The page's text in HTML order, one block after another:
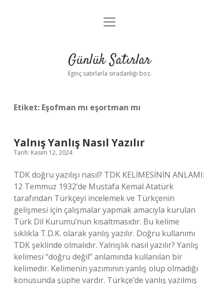
Anasayfa
Yasal Uyarı
menüyü
Günlük Satırlar
İlginç satırlarla sıradanlığı boz.
Etiket: Eşofman mı eşortman mı
Yalnış Yanlış Nasıl Yazılır
Tarih: Kasım 12, 2024
TDK doğru yazılışı nasıl? TDK KELİMESİNİN ANLAMI:
12 Temmuz 1932’de Mustafa Kemal Atatürk
tarafından Türkçeyi incelemek ve Türkçenin
gelişmesi için çalışmalar yapmak amacıyla kurulan
Türk Dil Kurumu’nun kısaltmasıdır. Bu kelime
sıklıkla T.D.K. olarak yanlış yazılır. Doğru kullanımı
TDK şeklinde olmalıdır. Yalnışlık nasıl yazılır? Yanlış
kelimesi “doğru değil” anlamında kullanılan bir
kelimedir. Kelimenin yazımının yanlış olup olmadığı
konusunda şüphe vardır. Türkçe’de yanlış yazılmış